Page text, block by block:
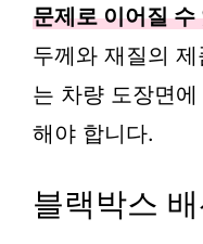
문제로 이어질
두께와 재질의
는 차량 도장면
해야 합니다.
블랙박스